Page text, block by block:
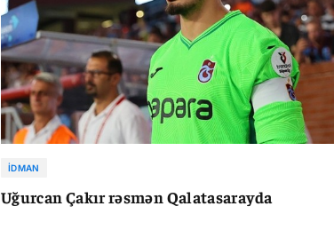
İDMAN
Uğurcan Çakır rəsmən Qalatasarayda